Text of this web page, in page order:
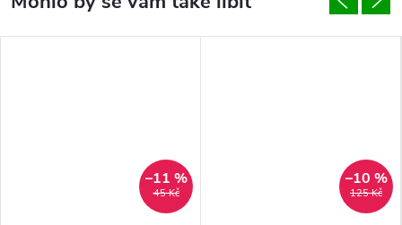
45 Kč
–11 %
125 Kč
–10 %